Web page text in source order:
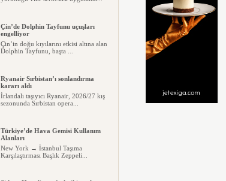
Çin’de Dolphin Tayfunu uçuşları
engelliyor
Çin’in doğu kıyılarını etkisi altına alan
Dolphin Tayfunu, başta ...
Ryanair Sırbistan’ı sonlandırma
kararı aldı
İrlandalı taşıyıcı Ryanair, 2026/27 kış
sezonunda Sırbistan opera...
Türkiye’de Hava Gemisi Kullanım
Alanları
New York → İstanbul Taşıma
Karşılaştırması Başlık Zeppeli...